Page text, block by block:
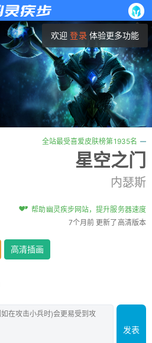
欢迎 登录 体验更多功能
全站最受喜爱皮肤榜第1935名
星空之门
内瑟斯
帮助幽灵疾步网站，提升服务器速度
7个月前 更新了高清版本
高清插画
发表